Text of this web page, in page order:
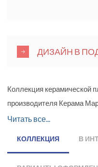
ДИЗАЙН В
Коллекция керамической
производителя Керама
стильным, красивым,
пола, стилизованный
Читать все...
КОЛЛЕКЦИЯ В